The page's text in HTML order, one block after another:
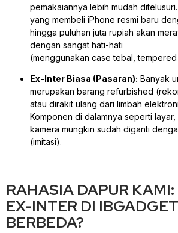
pemakaiannya lebih mudah
yang membeli iPhone resmi baru
hingga puluhan juta rupiah akan
dengan sangat hati-hati
(menggunakan case tebal,tempered
Ex-Inter Biasa (Pasaran): Banyak
merupakan barang refurbished
atau dirakit ulang dari limbah
Komponen di dalamnya seperti
kamera mungkin sudah diganti
(imitasi).
RAHASIA DAPUR
EX-INTER DI
BERBEDA?